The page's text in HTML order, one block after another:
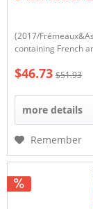
(2017/
containing French
$46.73 $51.93
more details
Remember